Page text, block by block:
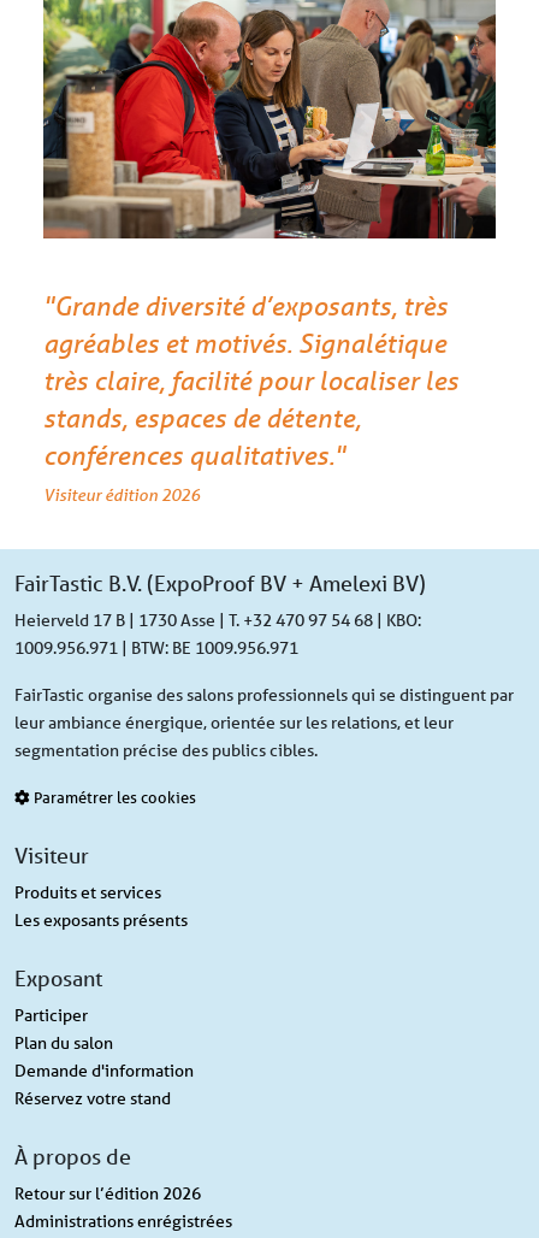
"Grande diversité d’exposants, très
agréables et motivés. Signalétique
très claire, facilité pour localiser les
stands, espaces de détente,
conférences qualitatives."
Visiteur édition 2026
FairTastic B.V. (ExpoProof BV + Amelexi BV)
Heierveld 17 B | 1730 Asse | T. +32 470 97 54 68 | KBO:
1009.956.971 | BTW: BE 1009.956.971
FairTastic organise des salons professionnels qui se distinguent par
leur ambiance énergique, orientée sur les relations, et leur
segmentation précise des publics cibles.
Paramétrer les cookies
Visiteur
Produits et services
Les exposants présents
Exposant
Participer
Plan du salon
Demande d'information
Réservez votre stand
À propos de
Retour sur l’édition 2026
Administrations enrégistrées